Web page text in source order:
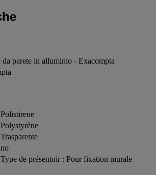
da parete in alluminio - Exacompta
Polistirene
Polystyrène
Trasparente
no
Type de présentoir : Pour fixation murale